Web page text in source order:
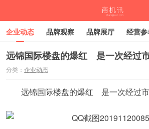
企业动态 品牌观察 品牌展厅 经营
深度观察 伙伴计划
远锦国际楼盘的爆红 是一次经过
分类： 企业动态
远锦国际楼盘的爆红 是一次经过